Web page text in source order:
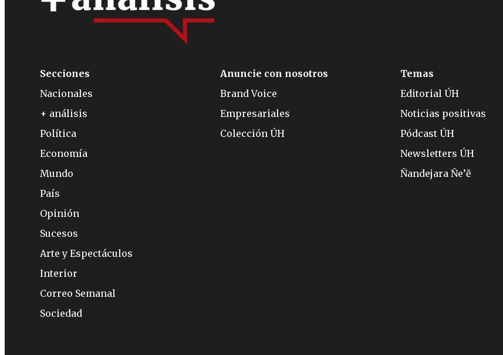
Secciones
Nacionales
+ análisis
Política
Economía
Mundo
País
Opinión
Sucesos
Arte y Espectáculos
Interior
Correo Semanal
Sociedad
Anuncie con nosotros
Brand Voice
Empresariales
Colección ÚH
Temas
Editorial ÚH
Noticias positivas
Pódcast ÚH
Newsletters ÚH
Ñandejara Ñe’ẽ